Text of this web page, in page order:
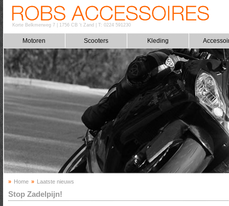
Korte Belkmerweg 7| 1756 CB 't Zand T: 0224 591230
Motoren Scooters Kleding
» Home » Laatste nieuws
Stop Zadelpijn!